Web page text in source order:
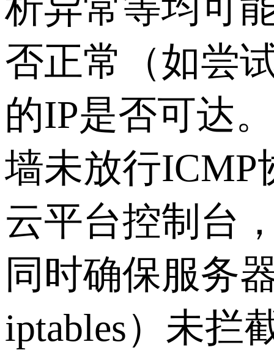
否正常（如尝
的IP是否可达
墙未放行ICMP
云平台控制台
同时确保服务
iptables）未拦